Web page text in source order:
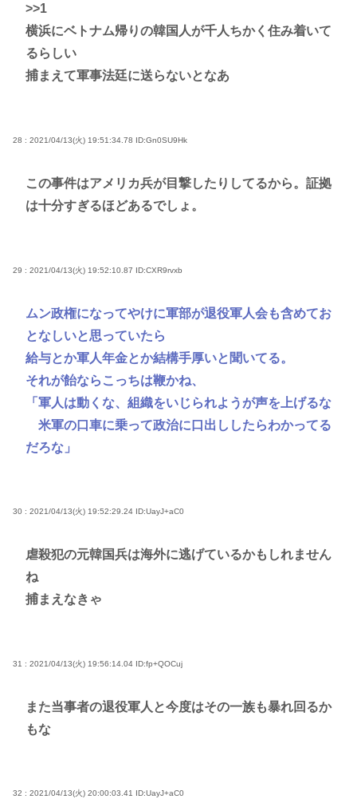
>>1
横浜にベトナム帰りの韓国人が千人ちかく住み着いて
るらしい
捕まえて軍事法廷に送らないとなあ
28 : 2021/04/13(火) 19:51:34.78 ID:Gn0SU9Hk
この事件はアメリカ兵が目撃したりしてるから。証拠
は十分すぎるほどあるでしょ。
29 : 2021/04/13(火) 19:52:10.87 ID:CXR9rvxb
ムン政権になってやけに軍部が退役軍人会も含めてお
となしいと思っていたら
給与とか軍人年金とか結構手厚いと聞いてる。
それが飴ならこっちは鞭かね、
「軍人は動くな、組織をいじられようが声を上げるな
米軍の口車に乗って政治に口出ししたらわかってる
だろな」
30 : 2021/04/13(火) 19:52:29.24 ID:UayJ+aC0
虐殺犯の元韓国兵は海外に逃げているかもしれません
ね
捕まえなきゃ
31 : 2021/04/13(火) 19:56:14.04 ID:fp+QOCuj
また当事者の退役軍人と今度はその一族も暴れ回るか
もな
32 : 2021/04/13(火) 20:00:03.41 ID:UayJ+aC0